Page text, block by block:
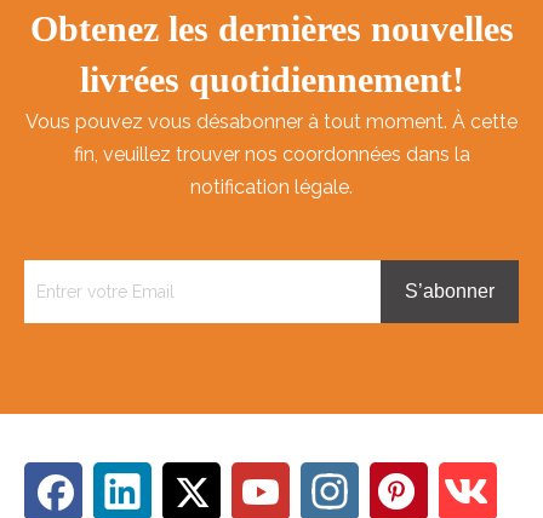
Obtenez les dernières nouvelles
livrées quotidiennement!
Vous pouvez vous désabonner à tout moment. À cette
fin, veuillez trouver nos coordonnées dans la
notification légale.
S’abonner